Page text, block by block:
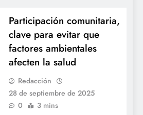
Participación comunitaria,
clave para evitar que
factores ambientales
afecten la salud
Redacción
28 de septiembre de 2025
0
3 mins